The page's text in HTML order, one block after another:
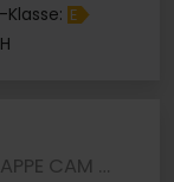
-Klasse: E
Q2 advanced 35 s tronic AHK eKLAPPE CAM LM18